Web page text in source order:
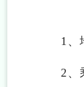
1 、
2、